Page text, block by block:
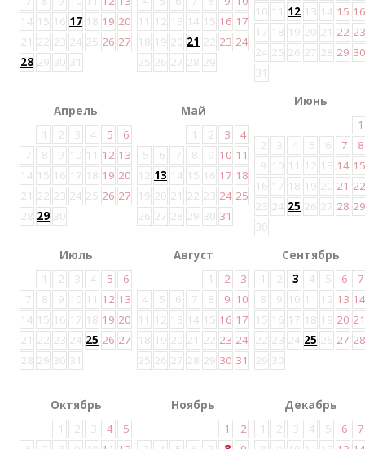
14 15 16 17 18 19 20
21 22 23 24 25 26 27
28 29 30 31
11 12 13 14 15 16 17
18 19 20 21 22 23 24
25 26 27 28 29
10 11 12 13 14 15 16
17 18 19 20 21 22 23
24 25 26 27 28 29 30
31
Апрель
1
2 3 4 5
6
7
8 9 10 11 12 13
14 15 16 17 18 19 20
21 22 23 24 25 26 27
28 29 30
Май
1
2 3
4
5
6 7 8 9 10 11
12 13 14 15 16 17 18
19 20 21 22 23 24 25
26 27 28 29 30 31
Июнь
1
2
3 4 5 6 7
8
9 10 11 12 13 14 15
16 17 18 19 20 21 22
23 24 25 26 27 28 29
30
Июль
1
2 3 4 5
6
7
8 9 10 11 12 13
14 15 16 17 18 19 20
21 22 23 24 25 26 27
28 29 30 31
Август
1
2
3
4
5 6 7 8 9 10
11 12 13 14 15 16 17
18 19 20 21 22 23 24
25 26 27 28 29 30 31
Сентябрь
1
2 3 4 5 6
7
8
9 10 11 12 13 14
15 16 17 18 19 20 21
22 23 24 25 26 27 28
29 30
Октябрь
1
2 3 4
5
Ноябрь
1
2
Декабрь
1
2 3 4 5 6
7